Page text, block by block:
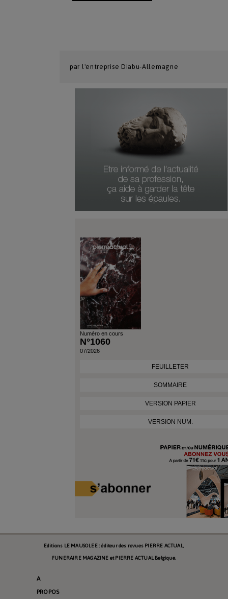
par l'entreprise Diabu-Allemagne
Type De Produit
Date Du Produit
Durée D'abonnement
Numéro en cours
N°1060
07/2026
FEUILLETER
SOMMAIRE
VERSION PAPIER
VERSION NUM.
Editions LE MAUSOLEE : éditeur des revues PIERRE ACTUAL,
FUNERAIRE MAGAZINE et PIERRE ACTUAL Belgique.
A
PROPOS